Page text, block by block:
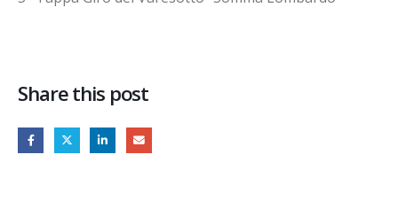
Share this post